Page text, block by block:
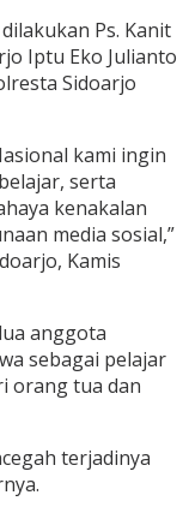
Ps. Kanit
Iptu Eko Julianto
Sidoarjo
kami ingin
serta
kenakalan
media sosial,”
Kamis
anggota
sebagai pelajar
orang tua dan
terjadinya